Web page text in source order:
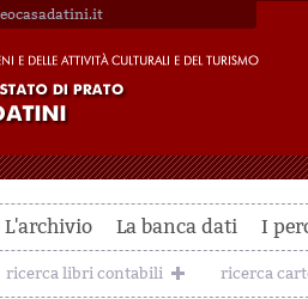
L'archivio La banca dati I
ricerca libri contabili ricerca